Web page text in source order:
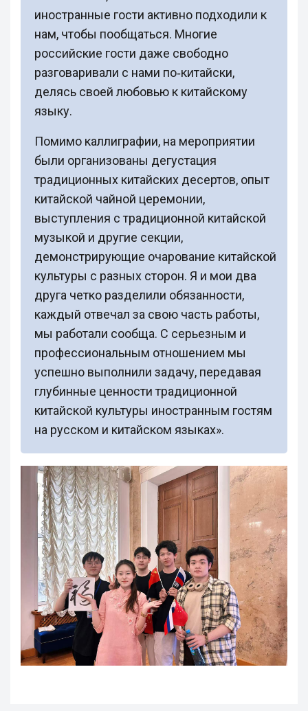
иностранные гости активно подходили к
нам, чтобы пообщаться. Многие
российские гости даже свободно
разговаривали с нами по‑китайски,
делясь своей любовью к китайскому
языку.
Помимо каллиграфии, на мероприятии
были организованы дегустация
традиционных китайских десертов, опыт
китайской чайной церемонии,
выступления с традиционной китайской
музыкой и другие секции,
демонстрирующие очарование китайской
культуры с разных сторон. Я и мои два
друга четко разделили обязанности,
каждый отвечал за свою часть работы,
мы работали сообща. С серьезным и
профессиональным отношением мы
успешно выполнили задачу, передавая
глубинные ценности традиционной
китайской культуры иностранным гостям
на русском и китайском языках».